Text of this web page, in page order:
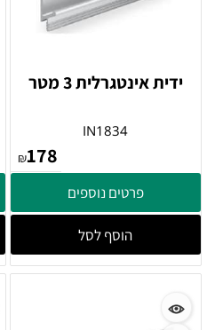
ידית אינטגרלית 3 מטר
IN1834
₪178
פרטים נוספים
הוסף לסל